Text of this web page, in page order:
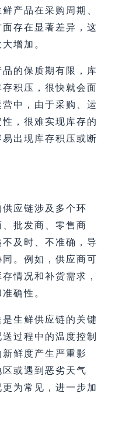
产品在采购周期、
存在显著差异，这
增加。
品的保质期有限，库
积压，很快就会面
中，由于采购、运
，很难实现库存的
出现库存积压或断
供应链涉及多个环
批发商、零售商
及时、不准确，导
。例如，供应商可
情况和补货需求，
确性。
是生鲜供应链的关键
过程中的温度控制
鲜度产生严重影
或遇到恶劣天气
为常见，进一步加